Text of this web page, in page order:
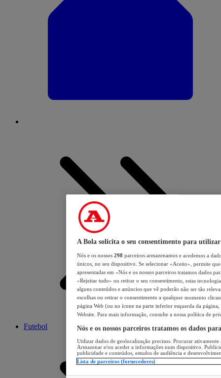
Futebol
A Bola solicita o seu consentimento para utilizar
Nós e os nossos 298 parceiros armazenamos e acedemos a
únicos, no seu dispositivo. Se selecionar «Aceito», permite
apresentadas em «Nós e os nossos parceiros tratamos dados
«Rejeitar tudo» ou retirar o seu consentimento, estas
alguns conteúdos e anúncios que vê poderão não ser tão
escolhas ou retirar o consentimento a qualquer momento
página Web (ou no ícone na parte inferior esquerda da página,
Website. Para mais informação, consulte a nossa política de
Nós e os nossos parceiros tratamos os dados
Utilizar dados de geolocalização precisos. Procurar
Armazenar e/ou aceder a informações num dispositivo.
publicidade e conteúdos, estudos de audiência e
Lista de parceiros (fornecedores)